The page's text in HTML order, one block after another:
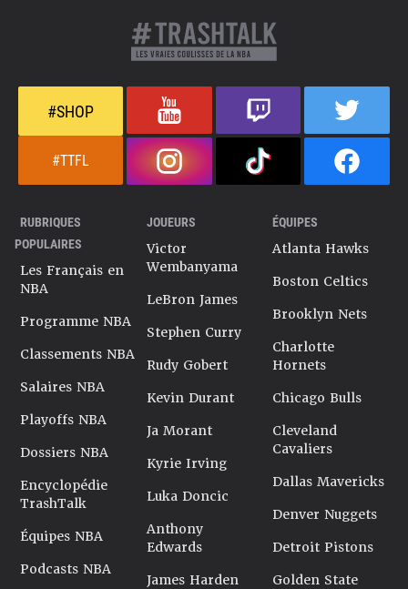
#SHOP
#TTFL
RUBRIQUES
POPULAIRES
Les Français en
NBA
Programme NBA
Classements NBA
Salaires NBA
Playoffs NBA
Dossiers NBA
Encyclopédie
TrashTalk
Équipes NBA
Podcasts NBA
JOUEURS
Victor
Wembanyama
LeBron James
Stephen Curry
Rudy Gobert
Kevin Durant
Ja Morant
Kyrie Irving
Luka Doncic
Anthony
Edwards
James Harden
ÉQUIPES
Atlanta Hawks
Boston Celtics
Brooklyn Nets
Charlotte
Hornets
Chicago Bulls
Cleveland
Cavaliers
Dallas Mavericks
Denver Nuggets
Detroit Pistons
Golden State